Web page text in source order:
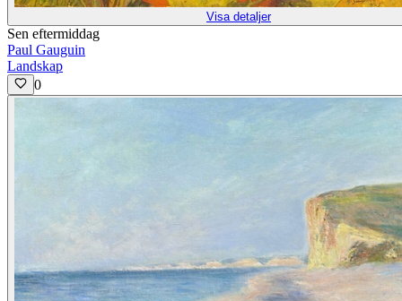
Visa detaljer
Sen eftermiddag
Paul Gauguin
Landskap
0